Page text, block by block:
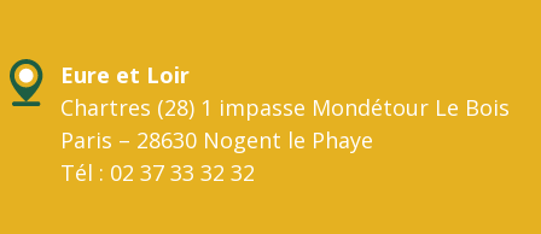
Eure et Loir
Chartres (28) 1 impasse Mondétour Le Bois
Paris – 28630 Nogent le Phaye
Tél : 02 37 33 32 32